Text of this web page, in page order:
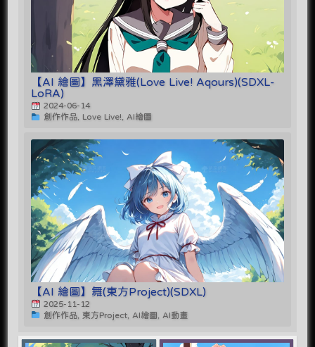
【AI 繪圖】黑澤黛雅(Love Live! Aqours)(SDXL-
LoRA)
2024-06-14
創作作品, Love Live!, AI繪圖
【AI 繪圖】舞(東方Project)(SDXL)
2025-11-12
創作作品, 東方Project, AI繪圖, AI動畫